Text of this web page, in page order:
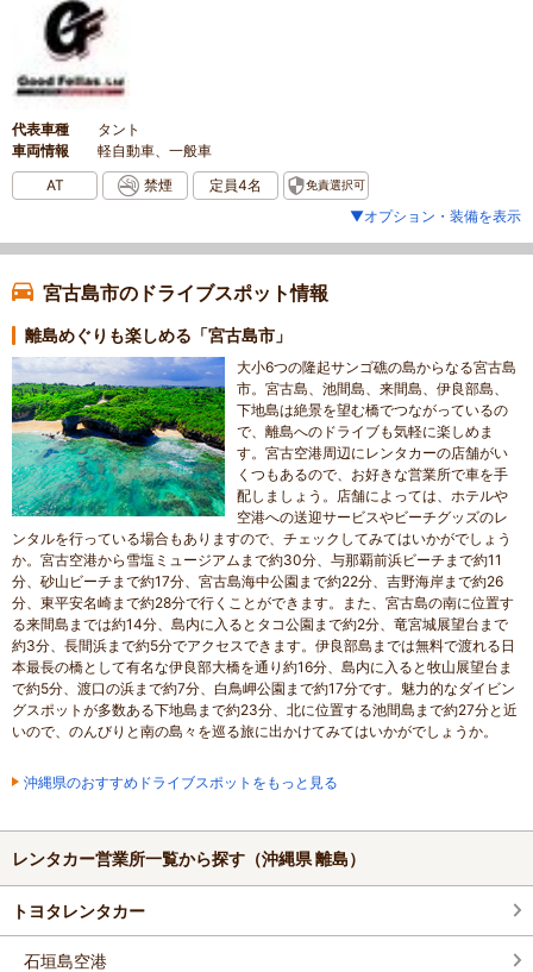
代表車種
タント
車両情報
軽自動車、一般車
AT
禁煙 定員4名 免責選択可
▼オプション・装備を表示
宮古島市のドライブスポット情報
離島めぐりも楽しめる「宮古島市」
大小6つの隆起サンゴ礁の島からなる宮古島
市。宮古島、池間島、来間島、伊良部島、
下地島は絶景を望む橋でつながっているの
で、離島へのドライブも気軽に楽しめま
す。宮古空港周辺にレンタカーの店舗がい
くつもあるので、お好きな営業所で車を手
配しましょう。店舗によっては、ホテルや
空港への送迎サービスやビーチグッズのレ
ンタルを行っている場合もありますので、チェックしてみてはいかがでしょう
か。宮古空港から雪塩ミュージアムまで約30分、与那覇前浜ビーチまで約11
分、砂山ビーチまで約17分、宮古島海中公園まで約22分、吉野海岸まで約26
分、東平安名崎まで約28分で行くことができます。また、宮古島の南に位置す
る来間島までは約14分、島内に入るとタコ公園まで約2分、竜宮城展望台まで
約3分、長間浜まで約5分でアクセスできます。伊良部島までは無料で渡れる日
本最長の橋として有名な伊良部大橋を通り約16分、島内に入ると牧山展望台ま
で約5分、渡口の浜まで約7分、白鳥岬公園まで約17分です。魅力的なダイビン
グスポットが多数ある下地島まで約23分、北に位置する池間島まで約27分と近
いので、のんびりと南の島々を巡る旅に出かけてみてはいかがでしょうか。
沖縄県のおすすめドライブスポットをもっと見る
レンタカー営業所一覧から探す （沖縄県 離島）
トヨタレンタカー
石垣島空港